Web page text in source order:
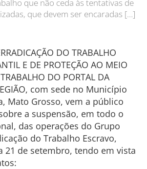
que não ceda às tentativas de
que devem ser encaradas […]
DO TRABALHO
E DE PROTEÇÃO AO MEIO
DO PORTAL DA
com sede no Município
Mato Grosso, vem a público
a suspensão, em todo o
das operações do Grupo
do Trabalho Escravo,
21 de setembro, tendo em vista